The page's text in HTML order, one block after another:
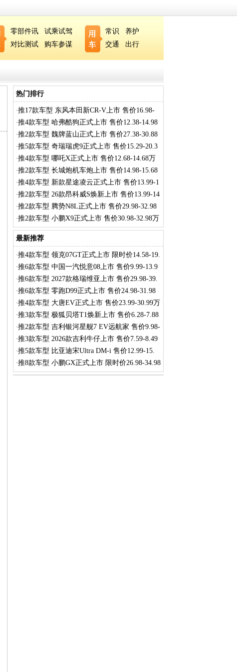
零部件讯
试乘试驾
对比测试
购车参谋
常识
养护
交通
出行
热门排行
·推17款车型 东风本田新CR-V上市 售价16.98-
27
·推4款车型 哈弗酷狗正式上市 售价12.38-14.98
·推2款车型 魏牌蓝山正式上市 售价27.38-30.88
·推5款车型 奇瑞瑞虎9正式上市 售价15.29-20.3
·推4款车型 哪吒X正式上市 售价12.68-14.68万
·推2款车型 长城炮机车炮上市 售价14.98-15.68
·推4款车型 新款星途凌云正式上市 售价13.99-1
·推2款车型 26款昂科威S焕新上市 售价13.99-14
·推2款车型 腾势N8L正式上市 售价29.98-32.98
·推2款车型 小鹏X9正式上市 售价30.98-32.98万
最新推荐
·推4款车型 领克07GT正式上市 限时价14.58-19.
·推6款车型 中国一汽悦意08上市 售价9.99-13.9
·推6款车型 2027款格瑞维亚上市 售价29.98-39.
·推6款车型 零跑D99正式上市 售价24.98-31.98
·推4款车型 大唐EV正式上市 售价23.99-30.99万
·推3款车型 极狐贝塔T1焕新上市 售价6.28-7.88
·推2款车型 吉利银河星舰7 EV远航家 售价9.98-
·推3款车型 2026款吉利牛仔上市 售价7.59-8.49
·推5款车型 比亚迪宋Ultra DM-i 售价12.99-15.
·推8款车型 小鹏GX正式上市 限时价26.98-34.98